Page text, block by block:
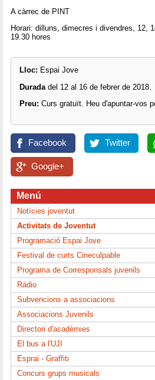
A càrrec de PINT
Horari: dilluns, dimecres i divendres, 12,
19.30 hores
Lloc: Espai Jove
Durada del 12 al 16 de febrer de 2018.
Preu: Curs gratuït. Heu d'apuntar-vos
Facebook Twitter
Google+
Menú
Notícies joventut
Activitats de Joventut
Programació Espai Jove
Festival de curts Cineculpable
Programa de Corresponsals juvenils
Ràdio
Subvencions a associacions
Associacions Juvenils
Directori d'acadèmies
El bus a l'UJI
Esprai - Graffiti
Concurs grups musicals